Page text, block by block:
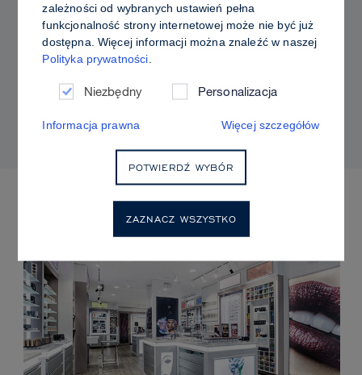
PRO TIPS
Promienna vs. Tłusta Skóra: Jak używać
Sculpt & Glow, aby uzyskać naturalny efekt i
kontrolowany blask?
NADCHODZĄCE WYDARZENIA
zależności od wybranych ustawień pełna
funkcjonalność strony internetowej może nie być już
dostępna. Więcej informacji można znaleźć w naszej
Polityka prywatności
Niezbędny Personalizacja
Informacja prawna Więcej szczegółów
POTWIERDŹ WYBÓR
ZAZNACZ WSZYSTKO